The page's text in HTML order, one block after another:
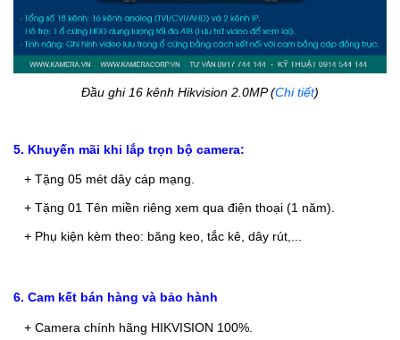
Đầu ghi 16 kênh Hikvision 2.0MP (Chi tiết)
5. Khuyến mãi khi lắp trọn bộ camera:
+ Tặng 05 mét dây cáp mạng.
+ Tặng 01 Tên miền riêng xem qua điện thoại (1 năm).
+ Phụ kiện kèm theo: băng keo, tắc kê, dây rút,...
6. Cam kết bán hàng và bảo hành
+ Camera chính hãng HIKVISION 100%.